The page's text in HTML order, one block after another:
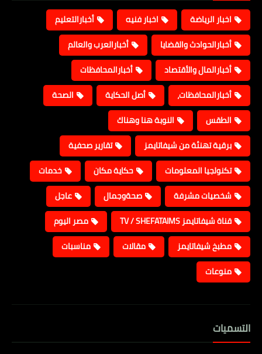
اخبار الرياضة اخبار فنيه
أخبارالتعليم
أخبارالحوادث والقضايا
أخبارالعرب والعالم
أخبارالمال والأقتصاد
أخبارالمحافظات
أخبارالمحافظات،
أصل الحكاية
الصحة
الطقس
النوبة هنا وهناك
برقية تهنئة من شيفاتايمز
تقارير صحفية
تكنولجيا المعلومات
حكاية مكان
خدمات
شخصيات مشرفة
صحةوجمال
عاجل
قناة شيفاتايمز TV / SHEFATAIMS
مصر اليوم
مطبخ شيفاتايمز
مقالات
مناسبات
منوعات
التسميات